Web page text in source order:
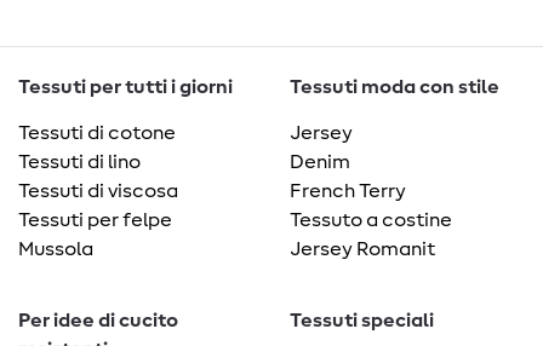
Tessuti per tutti i giorni
Tessuti di cotone
Tessuti di lino
Tessuti di viscosa
Tessuti per felpe
Mussola
Tessuti moda con stile
Jersey
Denim
French Terry
Tessuto a costine
Jersey Romanit
Per idee di cucito
Tessuti speciali